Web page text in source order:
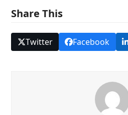
Share This
Twitter Facebook